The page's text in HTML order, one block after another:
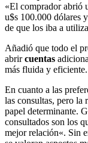
«El comprador abrió
u$s 100.000 dólares
de que los iba a
Añadió que todo el
abrircuentas
más fluida y eficiente.
En cuanto a las
las consultas, pero la
papel determinante.
consultados son los
mejor relación«. Sin